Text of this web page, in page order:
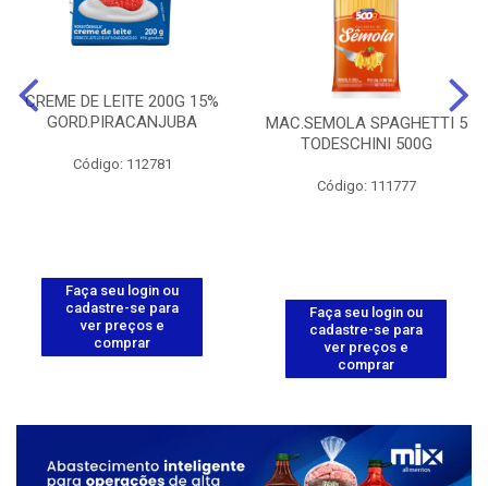
CREME DE LEITE 200G 15%
GORD.PIRACANJUBA
Código: 112781
Faça seu login ou
cadastre-se para
ver preços e
comprar
MAC.SEMOLA SPAGHETTI 5
TODESCHINI 500G
Código: 111777
Faça seu login ou
cadastre-se para
ver preços e
comprar